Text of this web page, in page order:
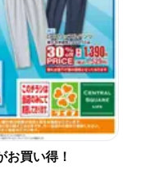
お買い得！